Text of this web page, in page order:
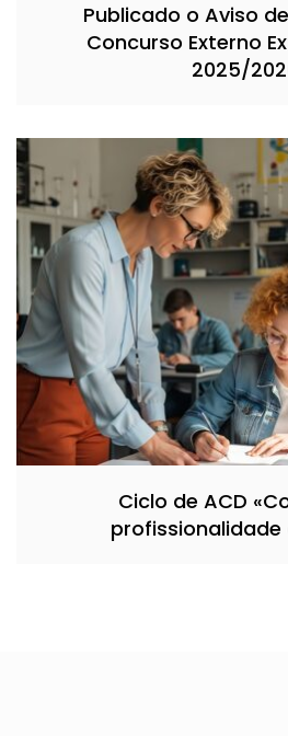
Publicado o Aviso
Concurso Externo
2025/
Ciclo de ACD
profissionalidade